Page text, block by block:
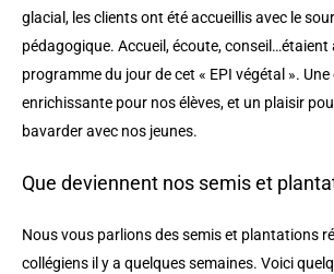
glacial, les clients ont été accueillis avec le
pédagogique. Accueil, écoute,
programme du jour de cet « EPI végétal ». Une
enrichissante pour nos élèves, et un plaisir
bavarder avec nos jeunes.
Que deviennent nos semis et
Nous vous parlions des semis et plantations
collégiens il y a quelques semaines. Voici